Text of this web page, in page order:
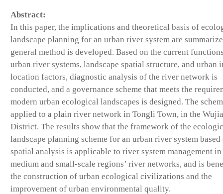
Abstract:
In this paper, the implications and theoretical basis of
landscape planning for an urban river system are
general method is developed. Based on the current
urban river systems, landscape spatial structure, and urban
location factors, diagnostic analysis of the river network is
conducted, and a governance scheme that meets the
modern urban ecological landscapes is designed. The
applied to a plain river network in Tongli Town, in the
District. The results show that the framework of the
landscape planning scheme for an urban river system based
spatial analysis is applicable to river system management in
medium and small-scale regions’ river networks, and is
the construction of urban ecological civilizations and the
improvement of urban environmental quality.